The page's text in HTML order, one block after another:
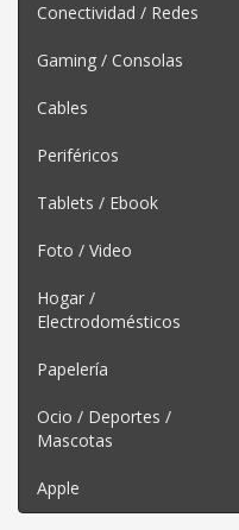
Conectividad / Redes
Gaming / Consolas
Cables
Periféricos
Tablets / Ebook
Foto / Video
Hogar /
Electrodomésticos
Papelería
Ocio / Deportes /
Mascotas
Apple